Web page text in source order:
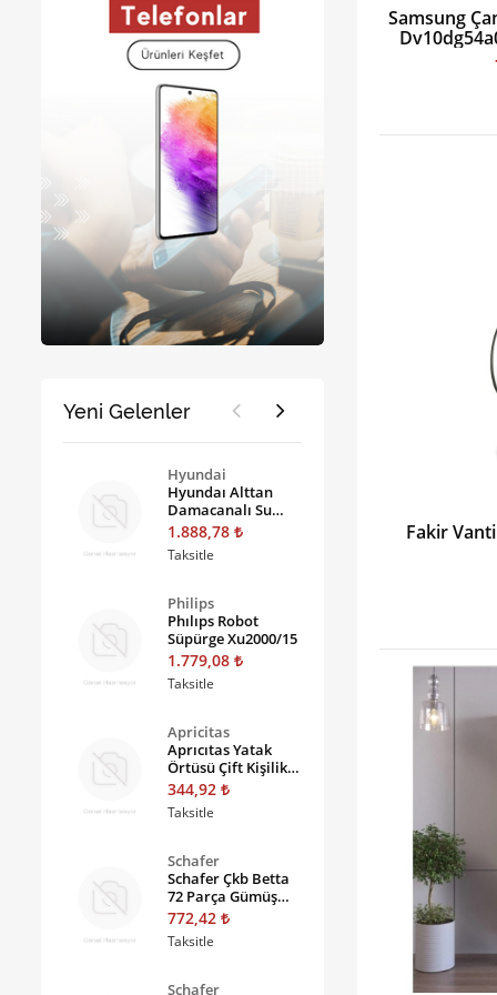
Samsung
Fakir
Yeni Gelenler
Hyundai
Hyundaı Alttan
Damacanalı Su
Sebili Hyn-910 Gd
1.888,78
Taksitle
Philips
Phılıps Robot
Süpürge Xu2000/15
1.779,08
Taksitle
Apricitas
Aprıcıtas Yatak
Örtüsü Çift Kişilik
Enna Pudra
344,92
Taksitle
Schafer
Schafer Çkb Betta
72 Parça Gümüş
Gum03
772,42
Taksitle
Schafer